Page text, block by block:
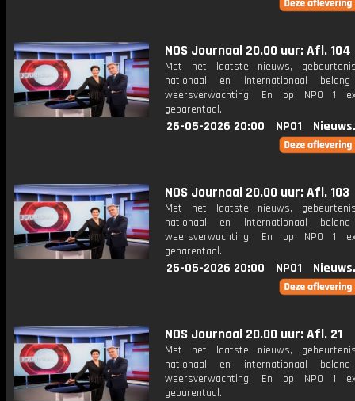
NOS Journaal 20.00 uur: Afl. 104
Met het laatste nieuws,
nationaal en internationaal
weersverwachting. En op NPO 1
gebarentaal.
26-05-2026 20:00 NPO1
NOS Journaal 20.00 uur: Afl. 103
Met het laatste nieuws,
nationaal en internationaal
weersverwachting. En op NPO 1
gebarentaal.
25-05-2026 20:00 NPO1
NOS Journaal 20.00 uur: Afl. 21
Met het laatste nieuws,
nationaal en internationaal
weersverwachting. En op NPO 1
gebarentaal.